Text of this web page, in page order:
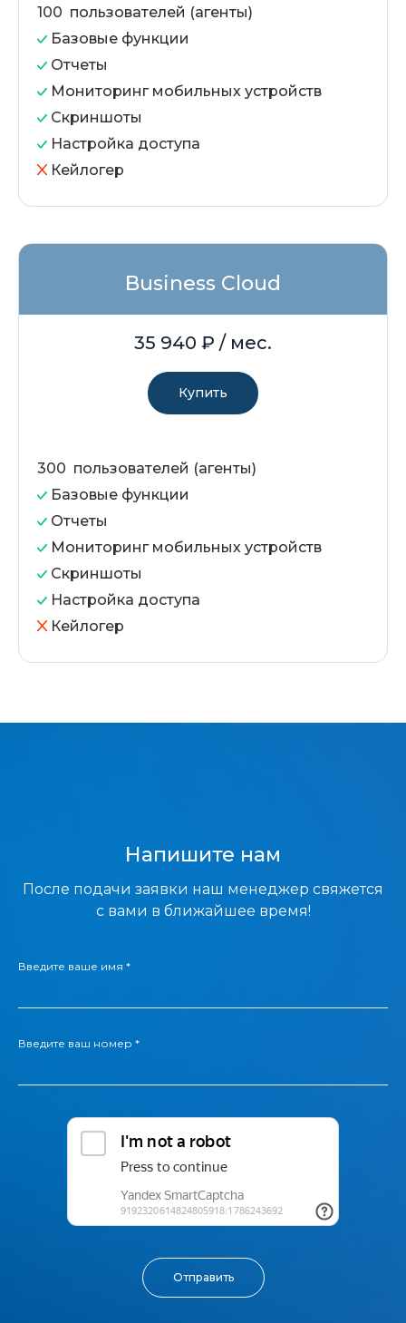
100 пользователей (агенты)
Базовые функции
Отчеты
Мониторинг мобильных устройств
Скриншоты
Настройка доступа
Кейлогер
Business Cloud
35 940 ₽ / мес.
Купить
300 пользователей (агенты)
Базовые функции
Отчеты
Мониторинг мобильных устройств
Скриншоты
Настройка доступа
Кейлогер
Напишите нам
После подачи заявки наш менеджер свяжется
с вами в ближайшее время!
Введите ваше имя *
Введите ваш номер *